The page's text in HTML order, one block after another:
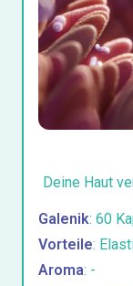
Deine Haut
Galenik: 60
Vorteile:
Aroma: -